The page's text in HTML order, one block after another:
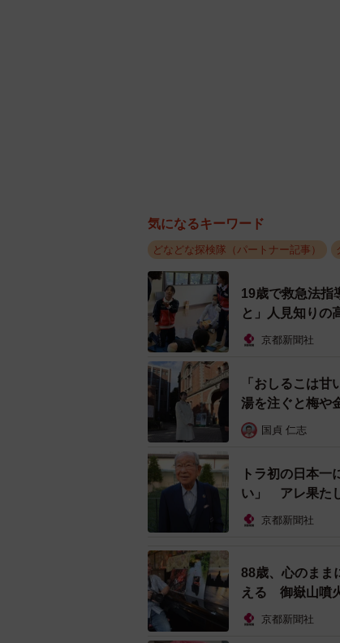
府京都土木事務所は、二つのバ
がある」と指摘する。つまり、
事となる恐れがあり、すぐには
ではバスを運行する京都バス
齢者を含め、段の下で乗降をす
京都バスの広報担当者は「停留
停の標柱に当たる可能性がある
してバスに乗ろうとしてしまい
バスに乗ってもらう形で停車す
投稿者の女性に３者の回答を伝
ス停になるようにこれからも検
ることに、あきらめのような感
気になるキーワード
どなどな探検隊（パートナー記事）
19歳で救急法
と」人見知りの
京都新聞社
「おしるこは
湯を注ぐと梅や
国貞 仁志
トラ初の日本
い」 アレ果た
京都新聞社
88歳、心のまま
える 御嶽山噴
京都新聞社